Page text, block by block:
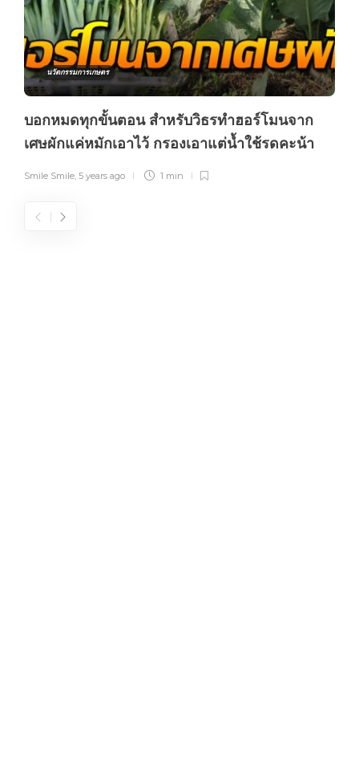
นวัตกรรมการเกษตร
บอกหมดทุกขั้นตอน สำหรับวิธรทำฮอร์โมนจาก
เศษผักแค่หมักเอาไว้ กรองเอาแต่น้ำใช้รดคะน้า
Smile Smile 5 years ago 1 min